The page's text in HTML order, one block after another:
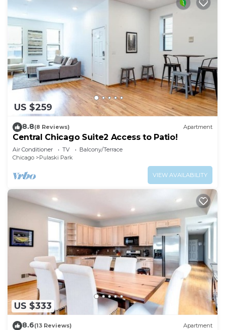
US $259
8.8(8 Reviews) Apartment
Central Chicago Suite2 Access to Patio!
Air Conditioner TV
Balcony/Terrace
Chicago
Pulaski Park
VIEW AVAILABILITY
US $333
8.6(13 Reviews) Apartment